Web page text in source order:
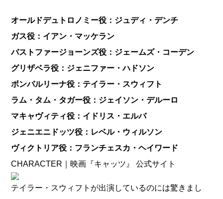
オールドデュトロノミー役：ジュディ・デンチ
ガス役：イアン・マッケラン
バストファージョーンズ役：ジェームズ・コーデン
グリザベラ役：ジェニファー・ハドソン
ボンバルリーナ役：テイラー・スウィフト
ラム・タム・タガー役：ジェイソン・デルーロ
マキャヴィティ役：イドリス・エルバ
ジェニエニドッツ役：レベル・ウィルソン
ヴィクトリア役：フランチェスカ・ヘイワード
CHARACTER｜映画『キャッツ』 公式サイト
テイラー・スウィフトが出演しているのには驚きまし